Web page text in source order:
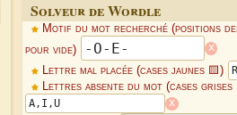
Solveur de Wordle
Motif du mot recherché (positions
pour vide)
x
Lettre mal placée (cases jaunes 🟨)
Lettres absente du mot (cases grises
x